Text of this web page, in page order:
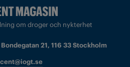
om droger och nykterhet
21, 116 33 Stockholm